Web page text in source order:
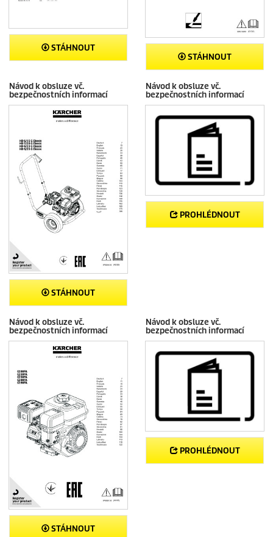
STÁHNOUT
STÁHNOUT
Návod k obsluze vč.
bezpečnostních informací
STÁHNOUT
Návod k obsluze vč.
bezpečnostních informací
PROHLÉDNOUT
Návod k obsluze vč.
bezpečnostních informací
STÁHNOUT
Návod k obsluze vč.
bezpečnostních informací
PROHLÉDNOUT